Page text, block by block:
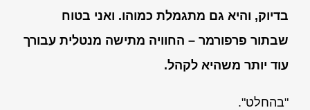
בדיוק, והיא גם מתגמלת כמוהו. ואני בטוח
שבתור פרפורמר – החוויה מתישה מנטלית עבורך
עוד יותר משהיא לקהל.
"בהחלט".